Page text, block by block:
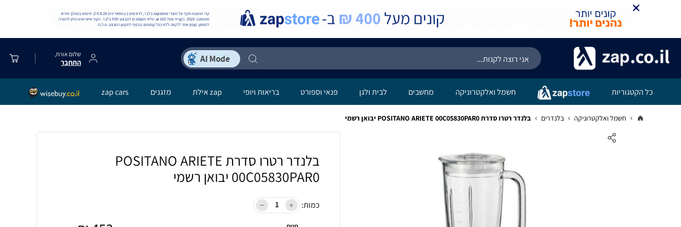
שלום אורח,
התחבר
כל הקטגוריות חשמל ואלקטרוניקה מחשבים לבית ולגן פנאי וספורט בריאות ויופי zap אילת מזגנים zap cars
חשמל ואלקטרוניקה בלנדרים בלנדר רטרו סדרת POSITANO ARIETE 00C05830PAR0 יבואן רשמי
בלנדר רטרו סדרת POSITANO ARIETE
00C05830PAR0 יבואן רשמי
כמות: